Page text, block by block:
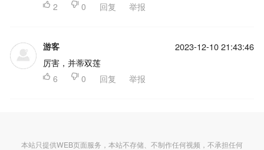
 2  0 回复 举报
游客 2023-12-10 21:43:46
厉害，并蒂双莲
 6  0 回复 举报
本站只提供WEB页面服务，本站不存储、不制作任何视频，不承担任何